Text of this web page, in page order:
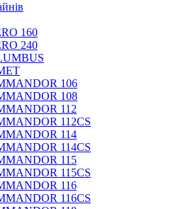
160
240
106
108
112
112CS
114
114CS
115
115CS
116
116CS